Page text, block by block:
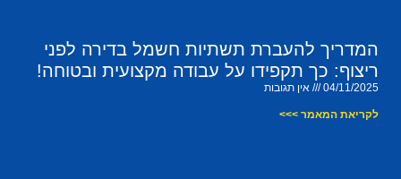
המדריך להעברת תשתיות חשמל בדירה לפני
ריצוף: כך תקפידו על עבודה מקצועית ובטוחה!
04/11/2025 אין תגובות
לקריאת המאמר >>>